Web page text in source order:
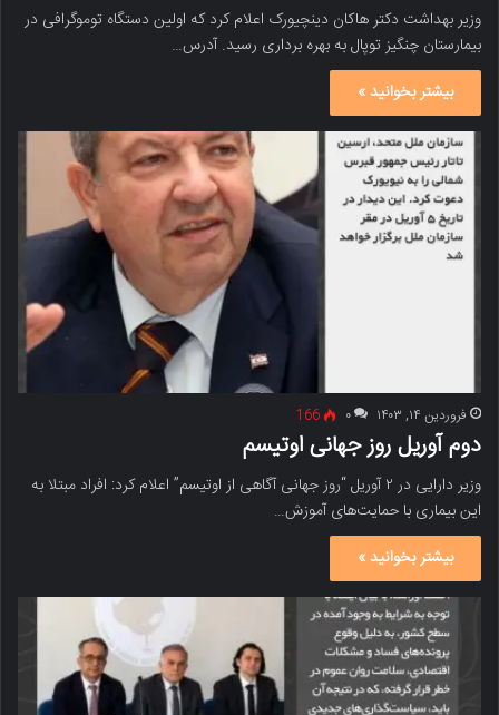
وزیر بهداشت دکتر هاکان دینچیورک اعلام کرد که اولین دستگاه توموگرافی در
بیمارستان چنگیز توپال به بهره برداری رسید. آدرس…
بیشتر بخوانید »
فروردین ۱۴, ۱۴۰۳ ۰ 166
دوم آوریل روز جهانی اوتیسم
وزیر دارایی در ۲ آوریل “روز جهانی آگاهی از اوتیسم” اعلام کرد: افراد مبتلا به
این بیماری با حمایت‌های آموزش…
بیشتر بخوانید »